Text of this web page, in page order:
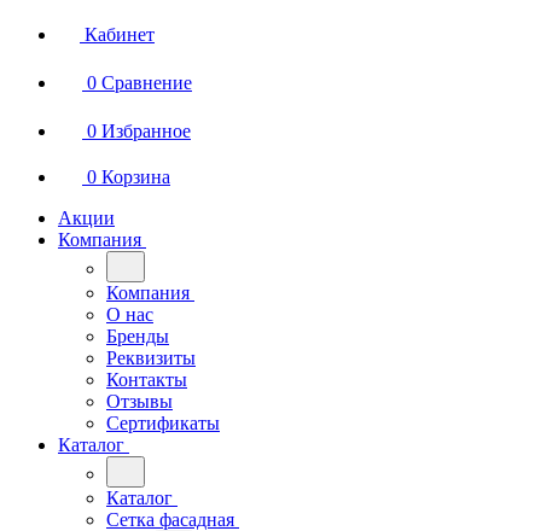
Кабинет
0 Сравнение
0 Избранное
0 Корзина
Акции
Компания
Компания
О нас
Бренды
Реквизиты
Контакты
Отзывы
Сертификаты
Каталог
Каталог
Сетка фасадная